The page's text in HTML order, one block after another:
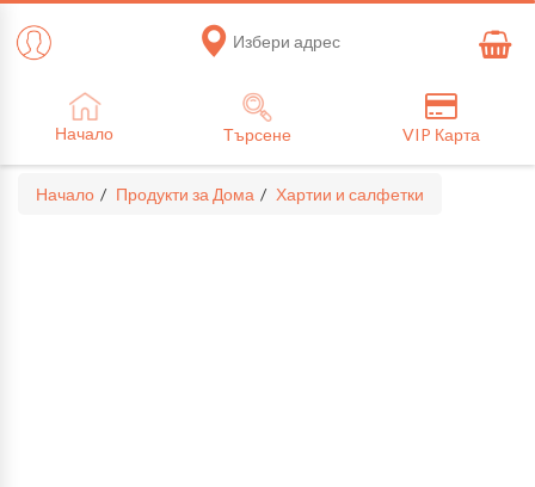
Избери адрес
Начало Търсене VIP Карта
Начало Продукти за Дома Хартии и салфетки